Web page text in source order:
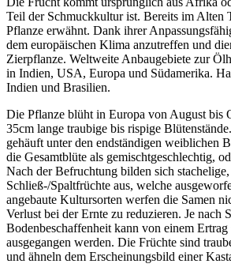
Teil der Schmuckkultur ist. Bereits im Alten
Pflanze erwähnt. Dank ihrer
dem europäischen Klima anzutreffen und
Zierpflanze. Weltweite Anbaugebiete zur
in Indien, USA, Europa und Südamerika.
Indien und Brasilien.
Die Pflanze blüht in Europa von August bis
35cm lange traubige bis rispige
gehäuft unter den endständigen weiblichen
die Gesamtblüte als gemischtgeschlechtig,
Nach der Befruchtung bilden sich
Schließ-/Spaltfrüchte aus, welche
angebaute Kultursorten werfen die Samen
Verlust bei der Ernte zu reduzieren. Je nach
Bodenbeschaffenheit kann von einem
ausgegangen werden. Die Früchte sind
und ähneln dem Erscheinungsbild einer